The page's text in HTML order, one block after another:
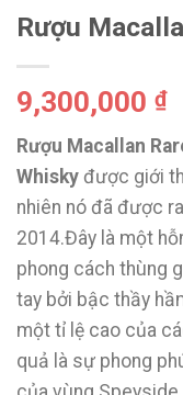
Rượu
9,300,000 ₫
Rượu Macallan
Whisky được giới
nhiên nó đã được
2014.Đây là một
phong cách thùng
tay bởi bậc thầy
một tỉ lệ cao của
quả là sự phong